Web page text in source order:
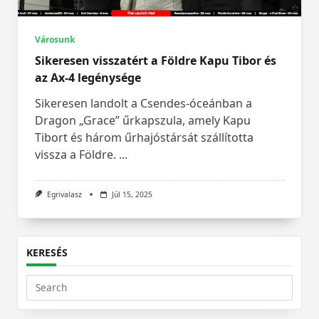
Városunk
Sikeresen visszatért a Földre Kapu Tibor és
az Ax-4 legénysége
Sikeresen landolt a Csendes-óceánban a
Dragon „Grace” űrkapszula, amely Kapu
Tibort és három űrhajóstársát szállította
vissza a Földre. ...
Egrivalasz Júl 15, 2025
KERESÉS
Search
for: